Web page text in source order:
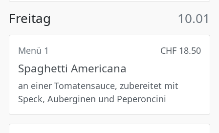
Freitag 10.01
Menü 1 CHF 18.50
Spaghetti Americana
an einer Tomatensauce, zubereitet mit
Speck, Auberginen und Peperoncini